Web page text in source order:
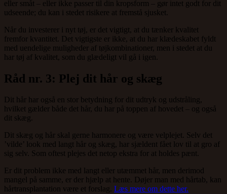
eller småt – eller ikke passer til din kropsform – gør intet godt for dit
udseende; du kan i stedet risikere at fremstå sjusket.
Når du investerer i nyt tøj, er det vigtigt, at du tænker kvalitet
fremfor kvantitet. Det vigtigste er ikke, at du har klædeskabet fyldt
med uendelige muligheder af tøjkombinationer, men i stedet at du
har tøj af kvalitet, som du glædeligt vil gå i igen.
Råd nr. 3: Plej dit hår og skæg
Dit hår har også en stor betydning for dit udtryk og udstråling,
hvilket gælder både det hår, du har på toppen af hovedet – og også
dit skæg.
Dit skæg og hår skal gerne harmonere og være velplejet. Selv det
’vilde’ look med langt hår og skæg, har sjældent fået lov til at gro af
sig selv. Som oftest plejes det netop ekstra for at holdes pænt.
Er dit problem ikke med langt eller utæmmet hår, men derimod
mangel på samme, er der hjælp at hente. Døjer man med hårtab, kan
hårtransplantation være et forslag. Læs mere om dette her.